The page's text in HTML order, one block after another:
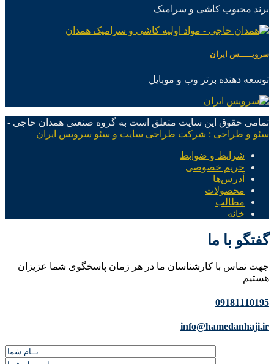
برند محبوب کاشی و سرامیک
سرویـــــس ایران
توسعه دهنده برتر وب و موبایل
تمامی حقوق این سایت متعلق است به گروه صنعتی همدان حاجی -
سئو و طراحی : شرکت طراحی سایت و سئو سرویس ایران
شرایط و ضوابط
حریم خصوصی
آدرس‌ها
محصولات
مطالب
خانه
گفتگو با ما
جهت تماس با کارشناسان ما در هر زمان پاسخگوی شما عزیزان
هستیم
09181110195
info@hamedanhaji.ir